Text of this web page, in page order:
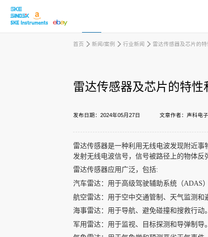
首页 新闻/案例 行业新闻 雷达传感器及芯片的
雷达传感器及芯片的特性
发布日期：2024年05月27日 文章作者：声科电子
雷达传感器是一种利用无线电波发现附近
发射无线电波信号，信号被路径上的物体反
雷达传感器应用广泛，包括:
汽车雷达：用于高级驾驶辅助系统（ADAS
航空雷达：用于空中交通管制、天气监测和
海事雷达：用于导航、避免碰撞和搜救行动。
军用雷达：用于监视、目标探测和导弹制导。